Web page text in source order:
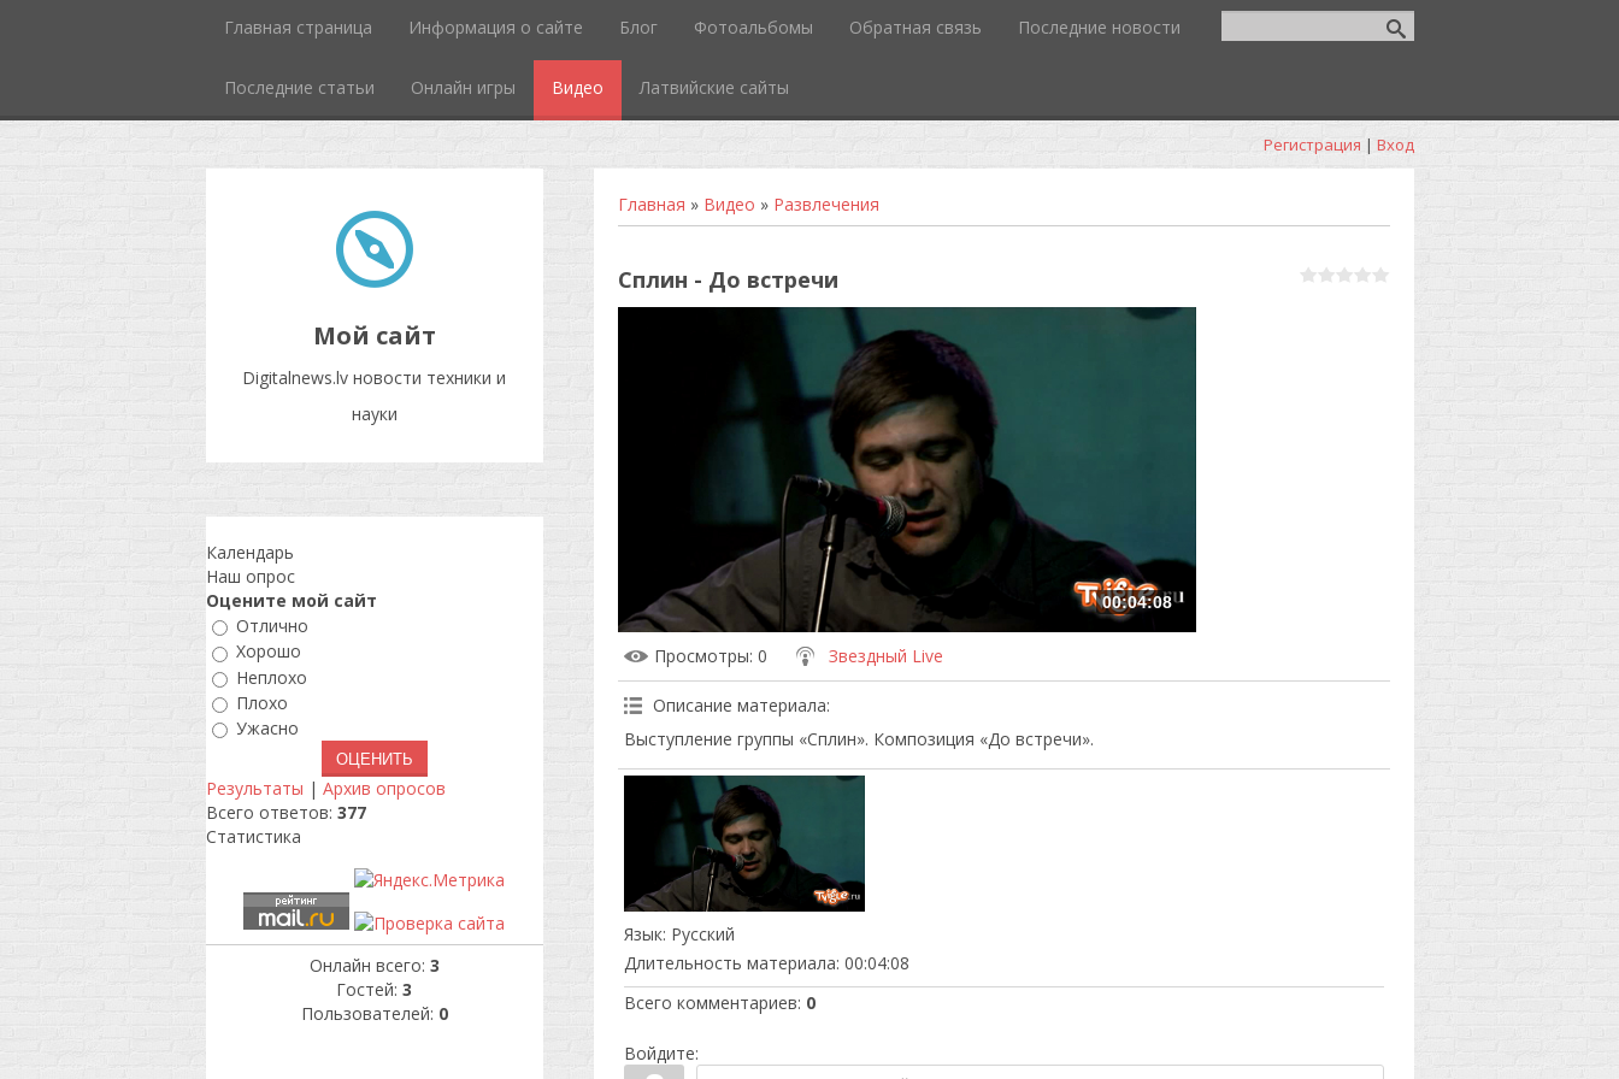
Главная страница Информация о сайте Блог Фотоальбомы Обратная связь Последние новости
Последние статьи Онлайн игры Видео Латвийские сайты
Регистрация | Вход
Мой сайт
Digitalnews.lv новости техники и
науки
Главная » Видео » Развлечения
Сплин - До встречи
00:04:08
Просмотры: 0 Звездный Live
Описание материала:
Выступление группы «Сплин». Композиция «До встречи».
Язык: Русский
Длительность материала: 00:04:08
Всего комментариев: 0
Войдите:
Календарь
Наш опрос
Оцените мой сайт
Отлично
Хорошо
Неплохо
Плохо
Ужасно
Результаты | Архив опросов
Всего ответов: 377
Статистика
Онлайн всего: 3
Гостей: 3
Пользователей: 0